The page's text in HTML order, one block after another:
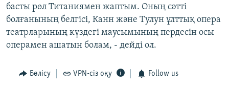
басты рөл Титаниямен жаптым. Оның сәтті
болғанының белгісі, Канн және Тулун ұлттық опера
театрларының күздегі маусымының пердесін осы
операмен ашатын болам, - дейді ол.
Бөлісу VPN-сіз оқу Follow us